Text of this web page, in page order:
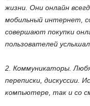
жизни. Они онлайн
мобильный интернет,
совершают покупки
пользователей
2. Коммуникаторы.
переписки, дискуссии.
компьютере, так и со